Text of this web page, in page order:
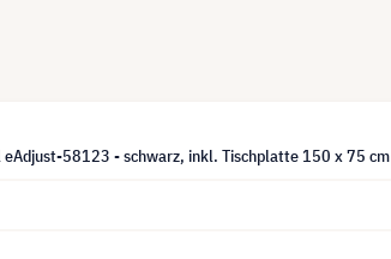
58123 - schwarz, inkl. Tischplatte 150 x 75 cm